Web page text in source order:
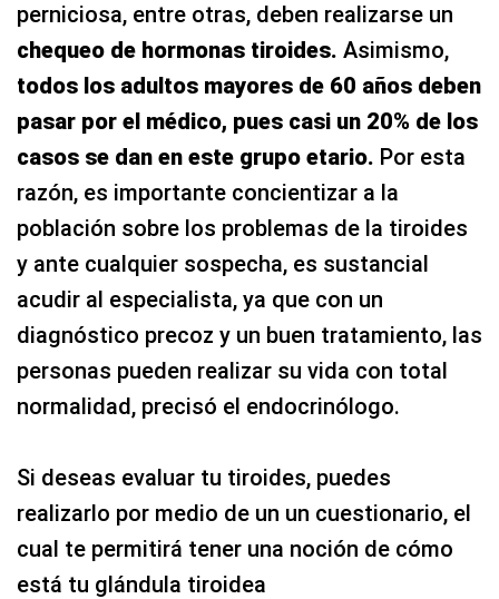
perniciosa, entre otras, deben realizarse un
chequeo de hormonas tiroides. Asimismo,
todos los adultos mayores de 60 años deben
pasar por el médico, pues casi un 20% de los
casos se dan en este grupo etario. Por esta
razón, es importante concientizar a la
población sobre los problemas de la tiroides
y ante cualquier sospecha, es sustancial
acudir al especialista, ya que con un
diagnóstico precoz y un buen tratamiento, las
personas pueden realizar su vida con total
normalidad, precisó el endocrinólogo.
Si deseas evaluar tu tiroides, puedes
realizarlo por medio de un un cuestionario, el
cual te permitirá tener una noción de cómo
está tu glándula tiroidea